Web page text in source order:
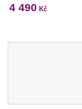
4 490 Kč